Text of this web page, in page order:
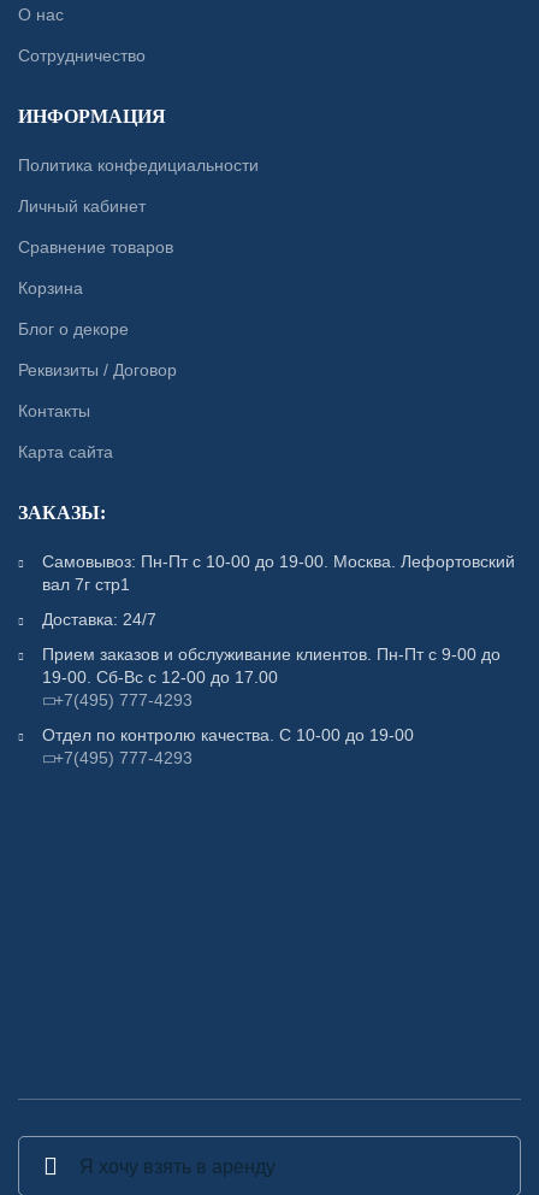
О нас
Сотрудничество
ИНФОРМАЦИЯ
Политика конфедициальности
Личный кабинет
Сравнение товаров
Корзина
Блог о декоре
Реквизиты / Договор
Контакты
Карта сайта
ЗАКАЗЫ:
Самовывоз: Пн-Пт с 10-00 до 19-00. Москва. Лефортовский
вал 7г стр1
Доставка: 24/7
Прием заказов и обслуживание клиентов. Пн-Пт с 9-00 до
19-00. Сб-Вс с 12-00 до 17.00
+7(495) 777-4293
Отдел по контролю качества. С 10-00 до 19-00
+7(495) 777-4293